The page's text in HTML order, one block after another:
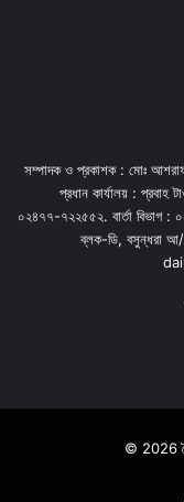
সম্পাদক ও প্রকাশক : মোঃ
প্রধান কার্যালয় : প্রবাহ
০২৪৭৭-৭২২৫৫২. বার্তা বিভাগ
ব্লক-ডি, বসুন্ধরা
© 2026